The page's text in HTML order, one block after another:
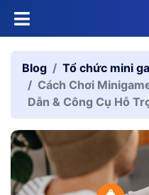
Blog
Tổ chức mini
Cách Chơi
Dẫn & Công Cụ Hỗ